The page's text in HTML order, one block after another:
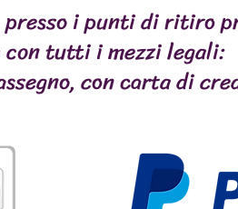
i punti di ritiro
con tutti i mezzi legali:
con carta di